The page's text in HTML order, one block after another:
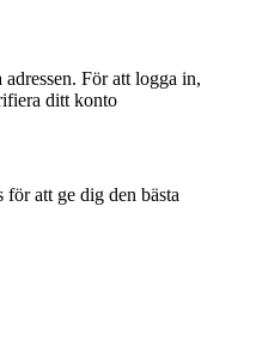
För att logga in,
ditt konto
att ge dig den bästa